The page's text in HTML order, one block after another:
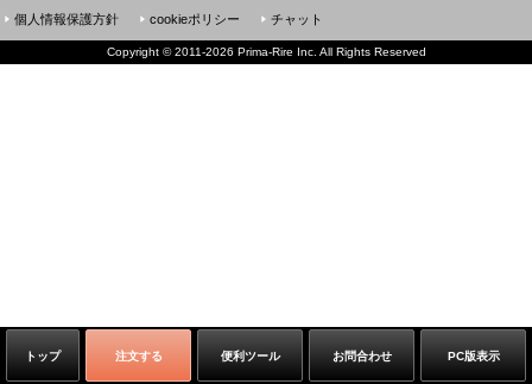
トップ 注文する 便利ツール お問合わせ PC版表示
個人情報保護方針
cookieポリシー チャット
Copyright ©2011-2026 Prima-Rire Inc. All Rights Reserved